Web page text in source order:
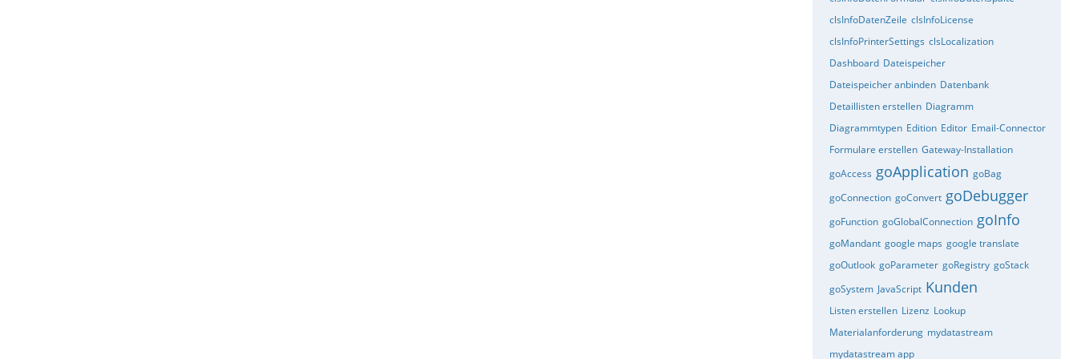
clsInfoDatenZeile clsInfoLicense
clsInfoPrinterSettings clsLocalization
Dashboard Dateispeicher
Dateispeicher anbinden Datenbank
Detaillisten erstellen Diagramm
Diagrammtypen Edition Editor Email-Connector
Formulare erstellen Gateway-Installation
goAccess goApplication goBag
goConnection goConvert goDebugger
goFunction goGlobalConnection goInfo
goMandant google maps google translate
goOutlook goParameter goRegistry goStack
goSystem JavaScript Kunden
Listen erstellen Lizenz Lookup
Materialanforderung mydatastream
mydatastream app